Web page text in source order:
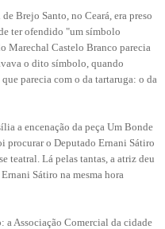
Brejo Santo, no Ceará, era preso
ter ofendido "um símbolo
Marechal Castelo Branco parecia
o dito símbolo, quando
parecia com o da tartaruga: o da
a encenação da peça Um Bonde
procurar o Deputado Ernani Sátiro
teatral. Lá pelas tantas, a atriz deu
Sátiro na mesma hora
a Associação Comercial da cidade